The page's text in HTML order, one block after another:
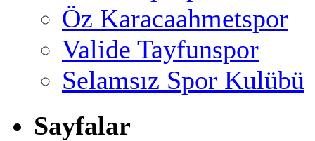
Öz Karacaahmetspor
Valide Tayfunspor
Selamsız Spor Kulübü
Sayfalar